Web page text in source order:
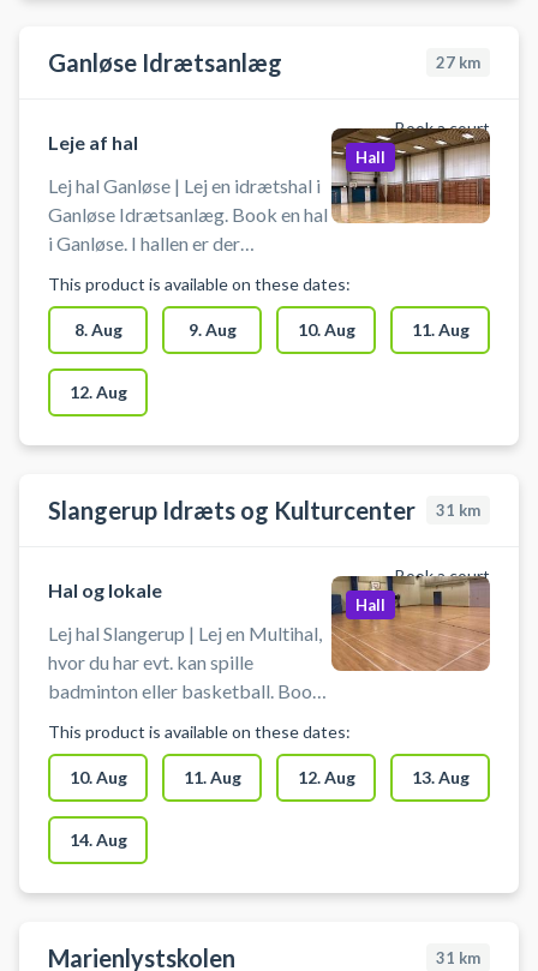
rådighed. Der er gode muligheder
Ganløse Idrætsanlæg 27 km
Book a court
Leje af hal
Lej hal Ganløse | Lej en idrætshal i
Ganløse Idrætsanlæg. Book en hal
i Ganløse. I hallen er der
volleynet, basketballkurve og
bordtennisborde. Medbring selv
ketcher og bolde.
Hall
This product is available on these dates:
8. Aug 9. Aug 10. Aug 11. Aug
12. Aug
Slangerup Idræts og Kulturcenter 31 km
Book a court
Hal og lokale
Lej hal Slangerup | Lej en Multihal,
hvor du har evt. kan spille
badminton eller basketball. Book
og Kulturcenter. Du skal selv
medbringe ketcher og bolde - og
man skal selv sætte net op.
Hall
This product is available on these dates:
10. Aug 11. Aug 12. Aug 13. Aug
14. Aug
Marienlystskolen 31 km